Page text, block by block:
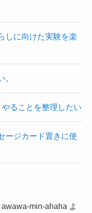
しに向けた実験を楽
ることを整理したい
ージカード置きに使
awawa-min-ahaha よ